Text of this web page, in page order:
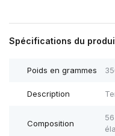
Spécifications du
Poids en grammes
Description
Composition